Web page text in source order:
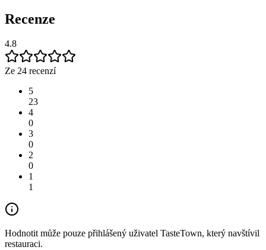
Recenze
4.8
Ze 24 recenzí
5
23
4
0
3
0
2
0
1
1
Hodnotit může pouze přihlášený uživatel TasteTown, který navštívil
restauraci.